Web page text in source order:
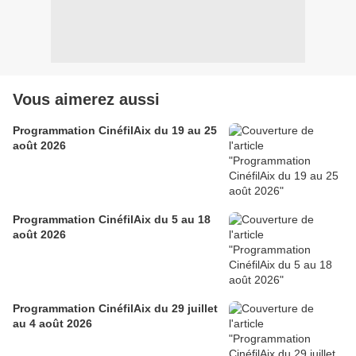
Vous aimerez aussi
Programmation CinéfilAix du 19 au 25
août 2026
Programmation CinéfilAix du 5 au 18
août 2026
Programmation CinéfilAix du 29 juillet
au 4 août 2026